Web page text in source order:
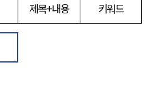
제목+내용 키워드